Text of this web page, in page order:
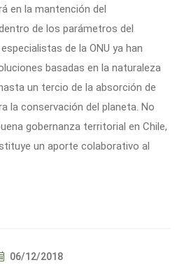
en la mantención del
de los parámetros del
de la ONU ya han
basadas en la naturaleza
un tercio de la absorción de
la conservación del planeta. No
gobernanza territorial en Chile,
un aporte colaborativo al
06/12/2018